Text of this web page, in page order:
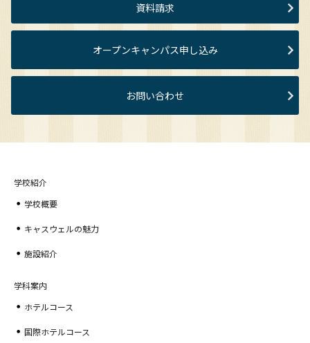
資料請求
オープンキャンパス申し込み
お問い合わせ
学校紹介
学校概要
キャスウェルの魅力
施設紹介
学科案内
ホテルコース
国際ホテルコース